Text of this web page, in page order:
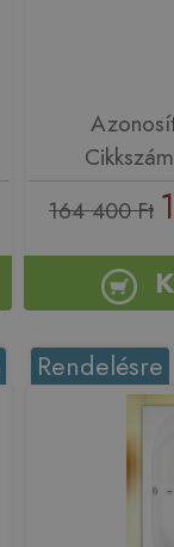
164 400 Ft
Rendelésre